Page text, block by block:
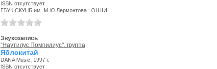
ISBN отсутствует
ГБУК СКУНБ им. М.Ю.Лермонтова : ОННИ
Звукозапись
"Наутилус Помпилиус", группа
Яблокитай
DANA Music, 1997 г.
ISBN отсутствует